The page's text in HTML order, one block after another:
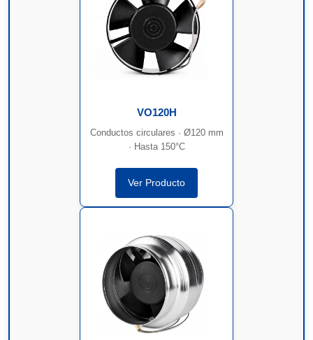
VO120H
Conductos circulares · Ø120 mm
· Hasta 150°C
Ver Producto